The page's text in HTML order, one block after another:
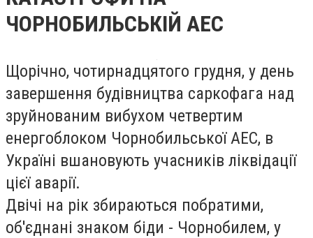
ЧОРНОБИЛЬСЬКІЙ АЕС
Щорічно, чотирнадцятого грудня, у день
завершення будівництва саркофага над
зруйнованим вибухом четвертим
енергоблоком Чорнобильської АЕС, в
Україні вшановують учасників ліквідації
цієї аварії.
Двічі на рік збираються побратими,
об'єднані знаком біди - Чорнобилем, у